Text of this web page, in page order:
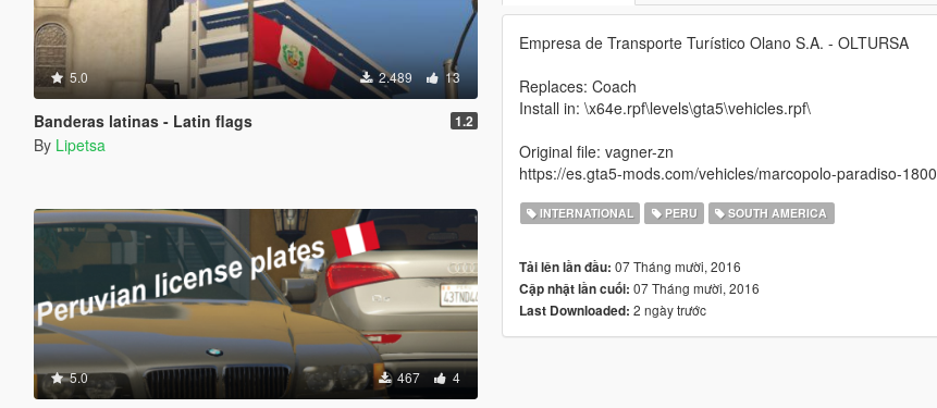
5.0 2.489 13
Banderas latinas - Latin flags 1.2
By Lipetsa
5.0 467 4
Empresa de Transporte Turístico Olano S.A. - OLTURSA
Replaces: Coach
Install in: \x64e.rpf\levels\gta5\vehicles.rpf\
Original file: vagner-zn
https://es.gta5-mods.com/vehicles/marcopolo-paradiso-1800
INTERNATIONAL PERU SOUTH AMERICA
Tải lên lần đầu: 07 Tháng mười, 2016
Cập nhật lần cuối: 07 Tháng mười, 2016
Last Downloaded: 2 ngày trước